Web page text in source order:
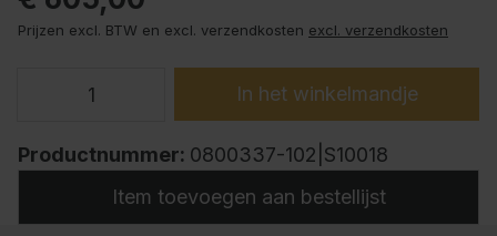
Prijzen excl. BTW en excl. verzendkosten excl. verzendkosten
In het winkelmandje
Productnummer: 0800337-102|S10018
Item toevoegen aan bestellijst